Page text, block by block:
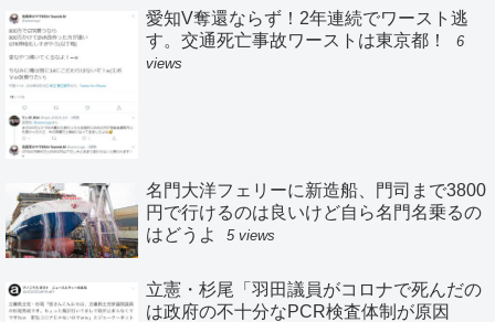
愛知V奪還ならず！2年連続でワースト逃
す。交通死亡事故ワーストは東京都！
6
views
名門大洋フェリーに新造船、門司まで3800
円で行けるのは良いけど自ら名門名乗るの
はどうよ
5 views
立憲・杉尾「羽田議員がコロナで死んだの
は政府の不十分なPCR検査体制が原因